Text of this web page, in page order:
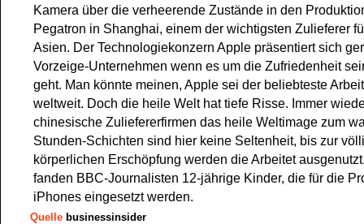
Kamera über die verheerende Zustände in den
Pegatron in Shanghai, einem der wichtigsten Zulieferer
Asien. Der Technologiekonzern Apple präsentiert sich
Vorzeige-Unternehmen wenn es um die Zufriedenheit
geht. Man könnte meinen, Apple sei der beliebteste
weltweit. Doch die heile Welt hat tiefe Risse. Immer
chinesische Zuliefererfirmen das heile Weltimage zum
Stunden-Schichten sind hier keine Seltenheit, bis zur
körperlichen Erschöpfung werden die Arbeitet
fanden BBC-Journalisten 12-jährige Kinder, die für die
iPhones eingesetzt werden.
Quelle businessinsider